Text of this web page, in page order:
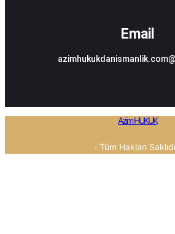
Email
Azim HUKUK
· Tüm Hakları